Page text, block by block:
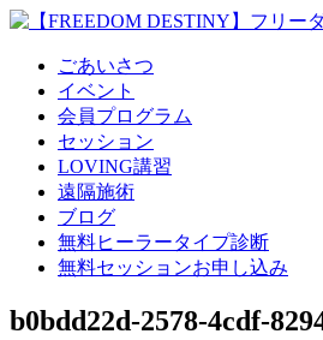
ごあいさつ
イベント
会員プログラム
セッション
LOVING講習
遠隔施術
ブログ
無料ヒーラータイプ診断
無料セッションお申し込み
b0bdd22d-2578-4cdf-